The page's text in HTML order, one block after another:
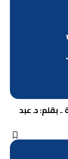
بقلم: د. عبد